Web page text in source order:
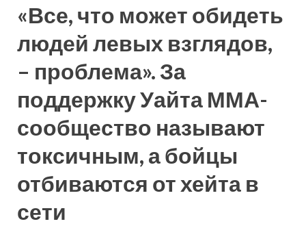
«Все, что может обидеть
людей левых взглядов,
– проблема». За
поддержку Уайта ММА-
сообщество называют
токсичным, а бойцы
отбиваются от хейта в
сети